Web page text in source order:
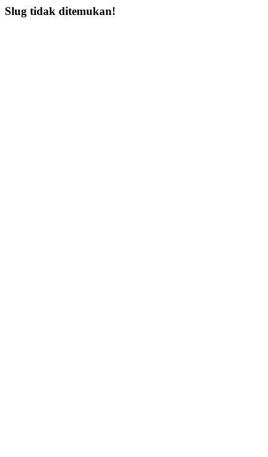
Slug tidak ditemukan!